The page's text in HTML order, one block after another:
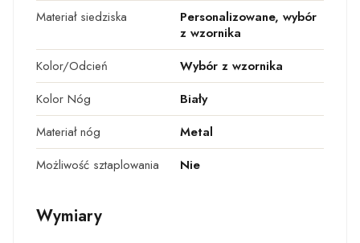
Materiał siedziska
Personalizowane, wybór
z wzornika
Kolor/Odcień
Wybór z wzornika
Kolor Nóg
Biały
Materiał nóg
Metal
Możliwość sztaplowania
Nie
Wymiary